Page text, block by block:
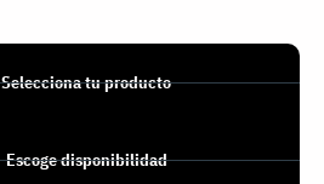
Selecciona tu producto
Escoge disponibilidad